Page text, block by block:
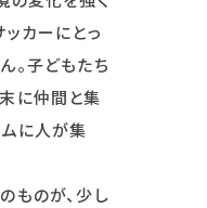
カーにとっ
。子どもたち
に仲間と集
ムに人が集
ものが、少し